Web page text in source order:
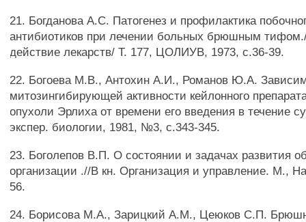
21. Богданова A.C. Патогенез и профилактика
антибиотиков при лечении больных брюшным
действие лекарств/ Т. 177, ЦОЛИУВ, 1973, с.36-39.
22. Богоева М.В., Антохин А.И., Романов Ю.А.
митозингибирующей активности кейлонного
опухоли Эрлиха от времени его введения в течение
экспер. биологии, 1981, №3, с.343-345.
23. Боголепов В.П. О состоянии и задачах развития
организации .//В кн. Организация и управление. М.,
56.
24. Борисова М.А., Зарицкий A.M., Цеюков С.П.